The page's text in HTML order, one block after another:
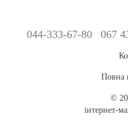
044-333-67-80 067
Повна
©
інтернет-